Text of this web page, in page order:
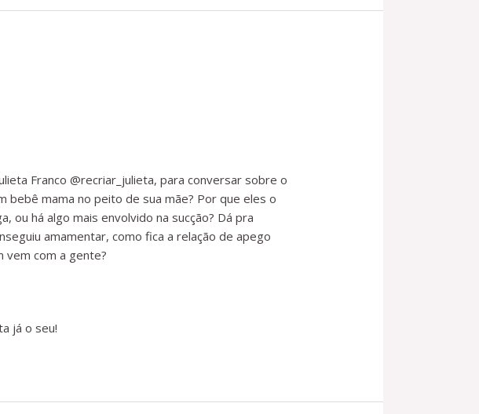
Franco @recriar_julieta, para conversar sobre o
bebê mama no peito de sua mãe? Por que eles o
ou há algo mais envolvido na sucção? Dá pra
amamentar, como fica a relação de apego
vem com a gente?
já o seu!